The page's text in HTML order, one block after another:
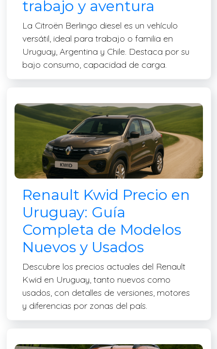
trabajo y aventura
La Citroën Berlingo diesel es un vehículo
versátil, ideal para trabajo o familia en
Uruguay, Argentina y Chile. Destaca por su
bajo consumo, capacidad de carga.
Renault Kwid Precio en
Uruguay: Guía
Completa de Modelos
Nuevos y Usados
Descubre los precios actuales del Renault
Kwid en Uruguay, tanto nuevos como
usados, con detalles de versiones, motores
y diferencias por zonas del país.